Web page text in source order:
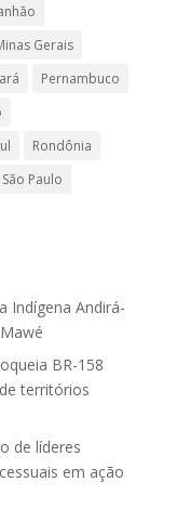
Gerais
Pernambuco
Rondônia
São Paulo
Indígena Andirá-
BR-158
territórios
de líderes
em ação